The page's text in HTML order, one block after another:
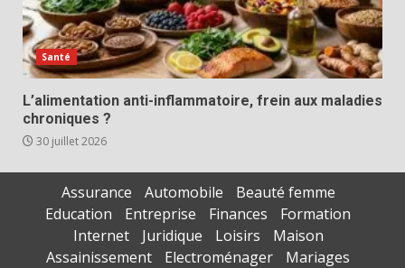
Santé
L’alimentation anti-inflammatoire, frein aux maladies
chroniques ?
30 juillet 2026
Assurance Automobile
Beauté femme
Education
Entreprise Finances
Formation
Internet
Juridique Loisirs
Maison
Assainissement
Electroménager Mariages